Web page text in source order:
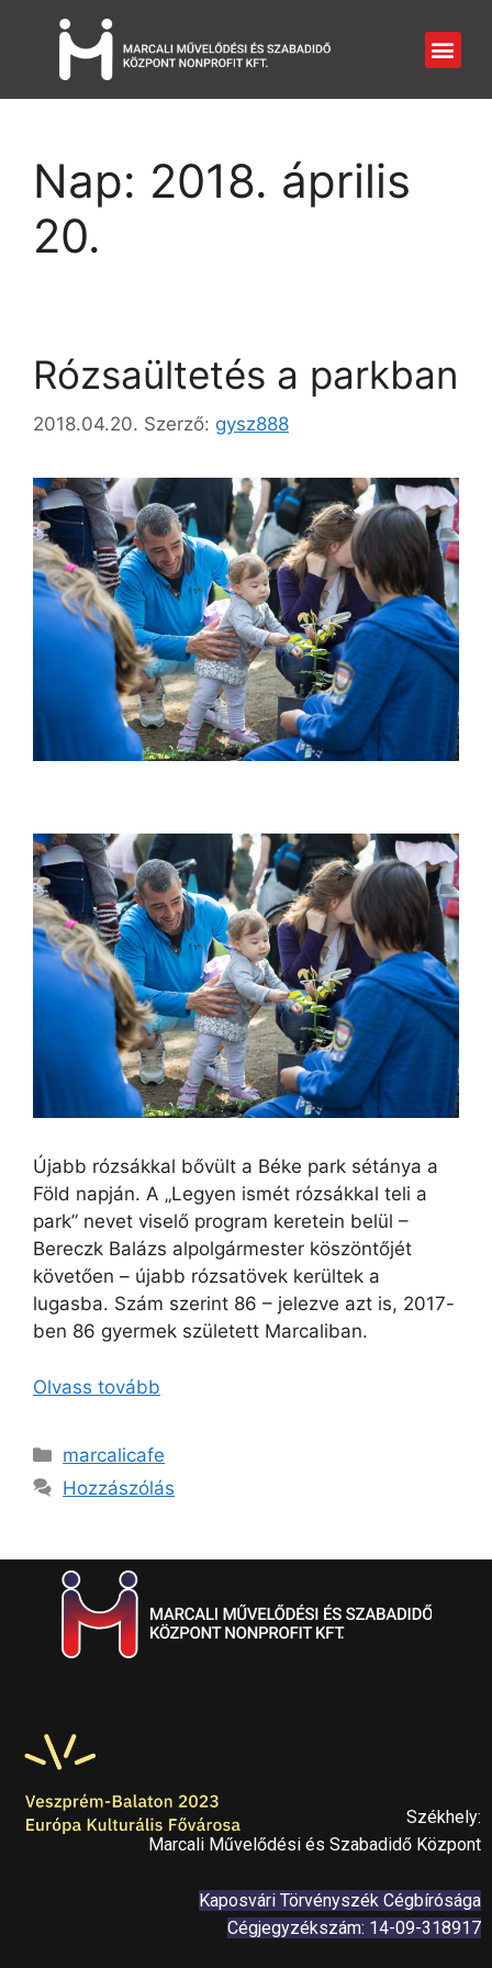
Nap: 2018. április
20.
Rózsaültetés a parkban
2018.04.20. Szerző: gysz888
Újabb rózsákkal bővült a Béke park sétánya a
Föld napján. A „Legyen ismét rózsákkal teli a
park” nevet viselő program keretein belül –
Bereczk Balázs alpolgármester köszöntőjét
követően – újabb rózsatövek kerültek a
lugasba. Szám szerint 86 – jelezve azt is, 2017-
ben 86 gyermek született Marcaliban.
Olvass tovább
marcalicafe
Hozzászólás
Székhely:
Marcali Művelődési és Szabadidő Központ
Kaposvári Törvényszék Cégbírósága
Cégjegyzékszám: 14-09-318917